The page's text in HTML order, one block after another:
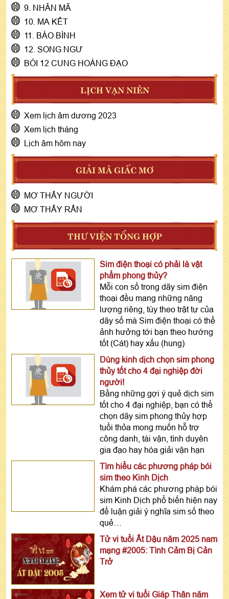
9. NHÂN MÃ
10. MA KẾT
11. BẢO BÌNH
12. SONG NGƯ
BÓI 12 CUNG HOÀNG ĐẠO
LỊCH VẠN NIÊN
Xem lịch âm dương 2023
Xem lịch tháng
Lịch âm hôm nay
GIẢI MÃ GIẤC MƠ
MƠ THẤY NGƯỜI
MƠ THẤY RẮN
THƯ VIỆN TỔNG HỢP
Sim điện thoại có phải là vật
phẩm phong thủy?
Mỗi con số trong dãy sim điện
thoại đều mang những năng
lượng riêng, tùy theo trật tự của
dãy số mà Sim điện thoại có thể
ảnh hưởng tới bạn theo hướng
tốt (Cát) hay xấu (hung)
Dùng kinh dịch chọn sim phong
thủy tốt cho 4 đại nghiệp đời
người!
Bằng những gợi ý quẻ dịch sim
tốt cho 4 đại nghiệp, bạn có thể
chọn dãy sim phong thủy hợp
tuổi thỏa mong muốn hỗ trợ
công danh, tài vận, tình duyên
gia đạo hay hóa giải vận hạn
Tìm hiểu các phương pháp bói
sim theo Kinh Dịch
Khám phá các phương pháp bói
sim Kinh Dịch phổ biến hiện nay
để luận giải ý nghĩa sim số theo
quẻ…
Tử vi tuổi Ất Dậu năm 2025 nam
mạng #2005: Tình Cảm Bị Cản
Trở
Xem tử vi tuổi Giáp Thân năm